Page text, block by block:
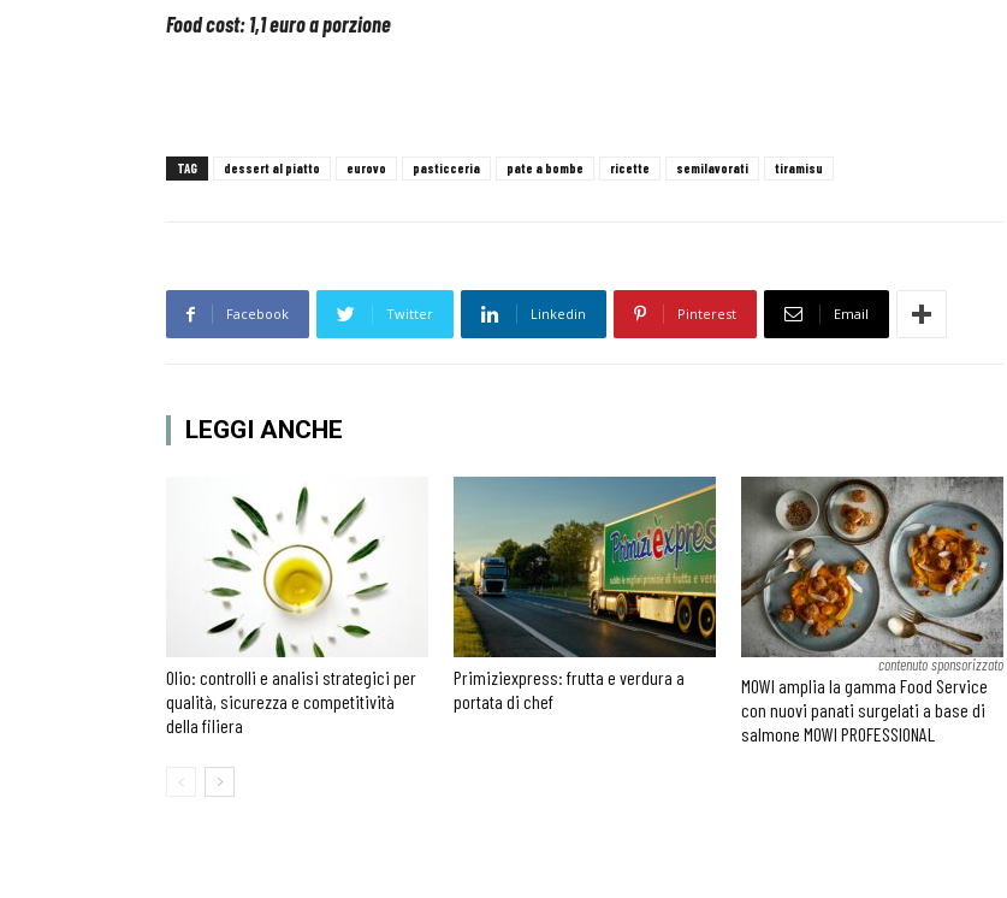
Food cost: 1,1 euro a porzione
TAG dessert al piatto eurovo pasticceria pate a bombe ricette semilavorati tiramisu
Facebook Twitter Linkedin Pinterest Email
LEGGI ANCHE
Olio: controlli e analisi strategici per
qualità, sicurezza e competitività
della filiera
Primiziexpress: frutta e verdura a
portata di chef
contenuto sponsorizzato
MOWI amplia la gamma Food Service
con nuovi panati surgelati a base di
salmone MOWI PROFESSIONAL